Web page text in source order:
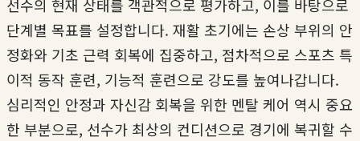
선수의 현재 상태를 객관적으로 평가하고, 이를 바탕으로
단계별 목표를 설정합니다. 재활 초기에는 손상 부위의 안
정화와 기초 근력 회복에 집중하고, 점차적으로 스포츠 특
이적 동작 훈련, 기능적 훈련으로 강도를 높여나갑니다.
심리적인 안정과 자신감 회복을 위한 멘탈 케어 역시 중요
한 부분으로, 선수가 최상의 컨디션으로 경기에 복귀할 수